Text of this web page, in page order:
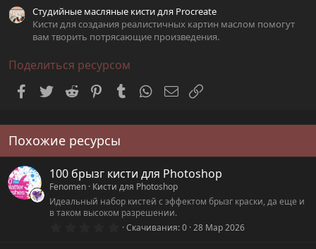
Студийные масляные кисти для Procreate
Кисти для создания реалистичных картин маслом помогут
вам творить потрясающие произведения.
Поделиться ресурсом
Facebook
Twitter Reddit PinterestTumblrWhatsAppЭлектронная почта
Похожие ресурсы
100 брызг кисти для Photoshop
Fenomen Кисти для Photoshop
Идеальный набор кистей с эффектом брызг краски, да еще и
в таком высоком разрешении.
0Скачивания 0 28 Мар 2026